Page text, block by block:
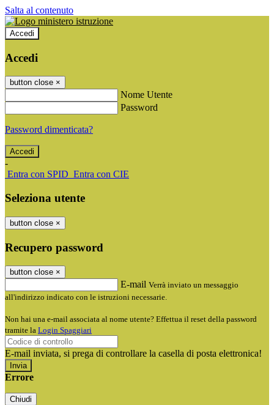
Salta al contenuto
Accedi
Accedi
button close ×
Nome Utente
Password
Password dimenticata?
-
Entra con SPID Entra con CIE
Seleziona utente
button close ×
Recupero password
button close ×
E-mail Verrà inviato un messaggio
all'indirizzo indicato con le istruzioni necessarie.
Non hai una e-mail associata al nome utente? Effettua il reset della password
tramite la Login Spaggiari
E-mail inviata, si prega di controllare la casella di posta elettronica!
Errore
Chiudi